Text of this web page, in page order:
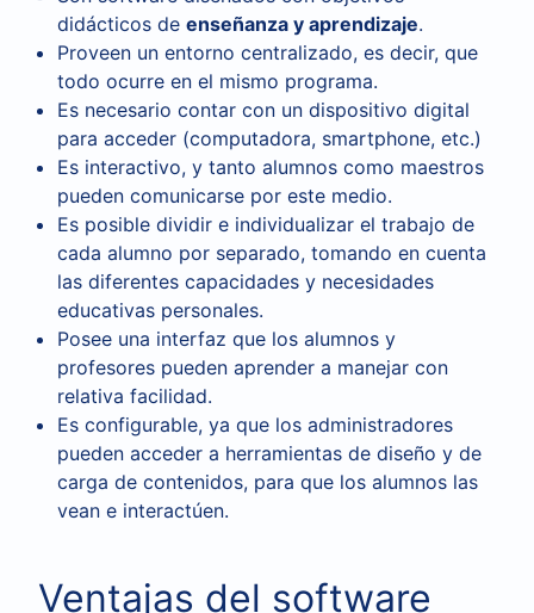
didácticos de enseñanza y aprendizaje.
Proveen un entorno centralizado, es decir, que
todo ocurre en el mismo programa.
Es necesario contar con un dispositivo digital
para acceder (computadora, smartphone, etc.)
Es interactivo, y tanto alumnos como maestros
pueden comunicarse por este medio.
Es posible dividir e individualizar el trabajo de
cada alumno por separado, tomando en cuenta
las diferentes capacidades y necesidades
educativas personales.
Posee una interfaz que los alumnos y
profesores pueden aprender a manejar con
relativa facilidad.
Es configurable, ya que los administradores
pueden acceder a herramientas de diseño y de
carga de contenidos, para que los alumnos las
vean e interactúen.
Ventajas del software